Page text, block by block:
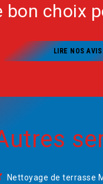
choix
LIRE NOS AVIS
Nettoyage de terrasse